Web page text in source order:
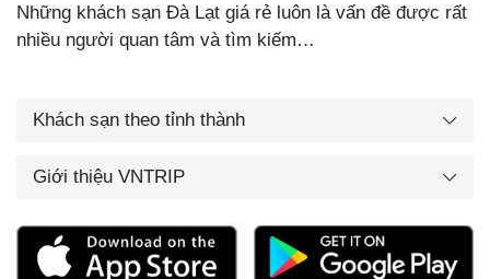
Những khách sạn Đà Lạt giá rẻ luôn là vấn đề được rất
nhiều người quan tâm và tìm kiếm…
Khách sạn theo tỉnh thành
Giới thiệu VNTRIP